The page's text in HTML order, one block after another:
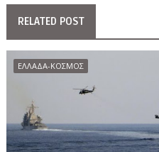
RELATED POST
ΕΛΛΑΔΑ-ΚΟΣΜΟΣ